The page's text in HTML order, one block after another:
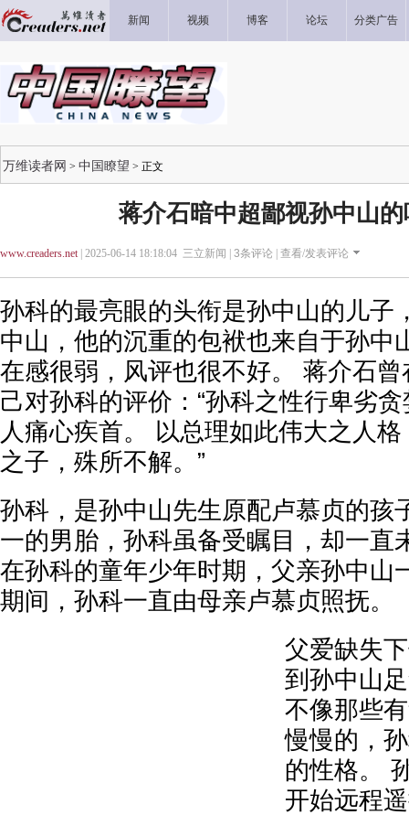
新闻 视频 博客 论坛 分类广告
万维读者网 > 中国瞭望 > 正文
蒋介石暗中超鄙视孙中山
www.creaders.net| 2025-06-14 18:18:04 三立新闻 | 3条评论 | 查看/发表评论
孙科的最亮眼的头衔是孙中山的儿子
中山，他的沉重的包袱也来自于孙中
在感很弱，风评也很不好。 蒋介石
己对孙科的评价：“孙科之性行卑劣
人痛心疾首。 以总理如此伟大之人
之子，殊所不解。”
孙科，是孙中山先生原配卢慕贞的孩
一的男胎，孙科虽备受瞩目，却一直
在孙科的童年少年时期，父亲孙中山
期间，孙科一直由母亲卢慕贞照抚。
父爱缺失
到孙中山
不像那些
慢慢的，
的性格。
开始远程